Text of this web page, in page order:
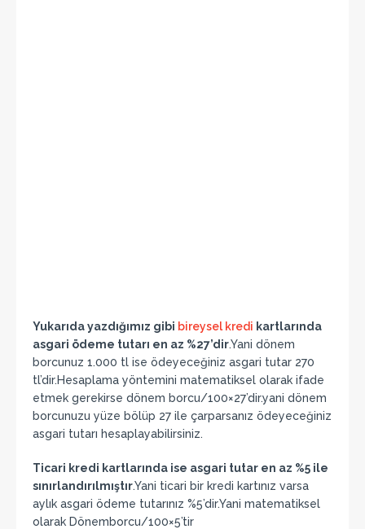
Yukarıda yazdığımız gibi bireysel kredi kartlarında
asgari ödeme tutarı en az %27’dir.Yani dönem
borcunuz 1.000 tl ise ödeyeceğiniz asgari tutar 270
tl’dir.Hesaplama yöntemini matematiksel olarak ifade
etmek gerekirse dönem borcu/100×27’dir.yani dönem
borcunuzu yüze bölüp 27 ile çarparsanız ödeyeceğiniz
asgari tutarı hesaplayabilirsiniz.
Ticari kredi kartlarında ise asgari tutar en az %5 ile
sınırlandırılmıştır.Yani ticari bir kredi kartınız varsa
aylık asgari ödeme tutarınız %5’dir.Yani matematiksel
olarak Dönemborcu/100×5’tir